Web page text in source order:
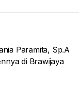
Paramita, Sp.A
di Brawijaya